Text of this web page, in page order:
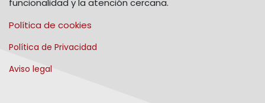
funcionalidad y la atención cercana.
Política de cookies
Política de Privacidad
Aviso legal